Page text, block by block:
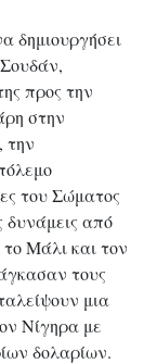
δημιουργήσει
προς την
στην
την
του Σώματος
δυνάμεις από
Μάλι και τον
τους
μια
Νίγηρα με
δολαρίων.